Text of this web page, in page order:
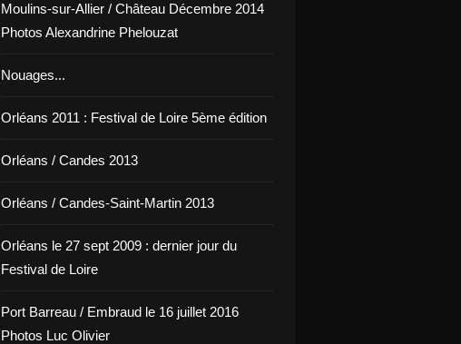
Moulins-sur-Allier / Château Décembre 2014
Photos Alexandrine Phelouzat
Nouages...
Orléans 2011 : Festival de Loire 5ème édition
Orléans / Candes 2013
Orléans / Candes-Saint-Martin 2013
Orléans le 27 sept 2009 : dernier jour du
Festival de Loire
Port Barreau / Embraud le 16 juillet 2016
Photos Luc Olivier